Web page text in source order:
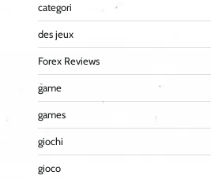
categori
des jeux
Forex Reviews
game
games
giochi
gioco